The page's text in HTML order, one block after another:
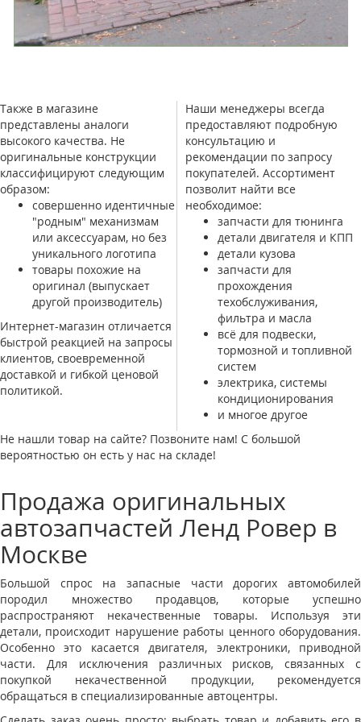
Также в магазине
представлены аналоги
высокого качества. Не
оригинальные конструкции
классифицируют следующим
образом:
совершенно идентичные
"родным" механизмам
или аксессуарам, но без
уникального логотипа
товары похожие на
оригинал (выпускает
другой производитель)
Интернет-магазин отличается
быстрой реакцией на запросы
клиентов, своевременной
доставкой и гибкой ценовой
политикой.
Наши менеджеры всегда
предоставляют подробную
консультацию и
рекомендации по запросу
покупателей. Ассортимент
позволит найти все
необходимое:
запчасти для тюнинга
детали двигателя и КПП
детали кузова
запчасти для
прохождения
техобслуживания,
фильтра и масла
всё для подвески,
тормозной и топливной
систем
электрика, системы
кондиционирования
и многое другое
Не нашли товар на сайте? Позвоните нам! С большой
вероятностью он есть у нас на складе!
Продажа оригинальных
автозапчастей Ленд Ровер в
Москве
Большой спрос на запасные части дорогих автомобилей
породил множество продавцов, которые успешно
распространяют некачественные товары. Используя эти
детали, происходит нарушение работы ценного оборудования.
Особенно это касается двигателя, электроники, приводной
части. Для исключения различных рисков, связанных с
покупкой некачественной продукции, рекомендуется
обращаться в специализированные автоцентры.